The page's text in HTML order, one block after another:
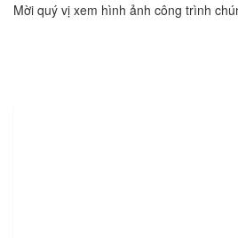
Mời quý vị xem hình ảnh công trình